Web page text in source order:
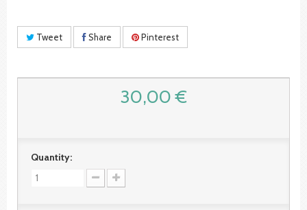
Tweet Share Pinterest
30,00 €
Quantity: